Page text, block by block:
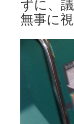
ずに、
無事に